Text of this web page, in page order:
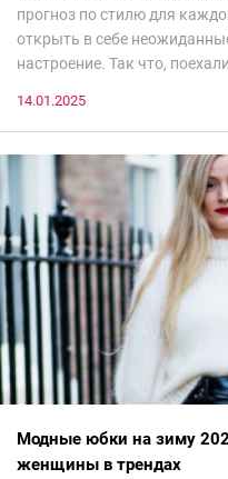
прогноз по стилю для
открыть в себе
настроение. Так что,
14.01.2025
Модные юбки на зиму
женщины в трендах